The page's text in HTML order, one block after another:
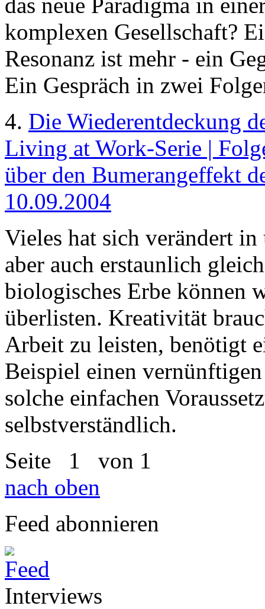
komplexen Gesellschaft?
Resonanz ist mehr - ein
Ein Gespräch in zwei
4. Die Wiederentdeckung
Living at Work-Serie |
über den Bumerangeffekt
10.09.2004
Vieles hat sich verändert
aber auch erstaunlich
biologisches Erbe können
überlisten. Kreativität
Arbeit zu leisten, benötigt
Beispiel einen
solche einfachen
selbstverständlich.
Seite 1 von 1
nach oben
Feed abonnieren
Interviews